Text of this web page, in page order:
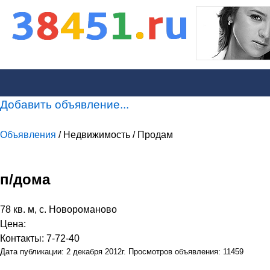
Добавить объявление...
Объявления / Недвижимость / Продам
п/дома
78 кв. м, с. Новороманово
Цена:
Контакты: 7-72-40
Дата публикации: 2 декабря 2012г. Просмотров объявления: 11459